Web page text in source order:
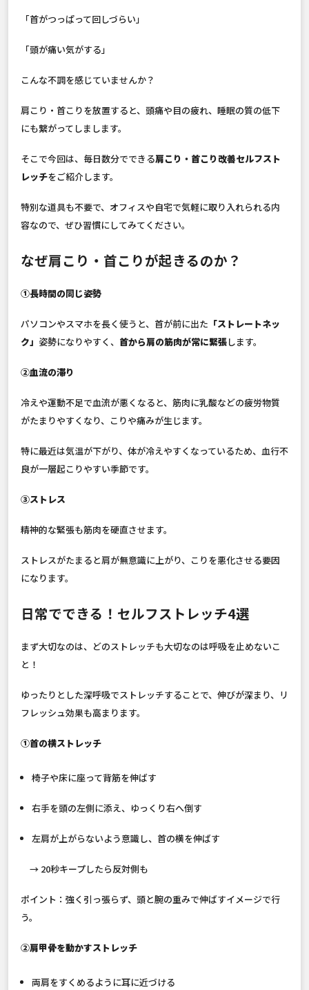
「首がつっぱって回しづらい」
「頭が痛い気がする」
こんな不調を感じていませんか？
肩こり・首こりを放置すると、頭痛や目の疲れ、睡眠の質の低下
にも繋がってしまします。
そこで今回は、毎日数分でできる肩こり・首こり改善セルフスト
レッチをご紹介します。
特別な道具も不要で、オフィスや自宅で気軽に取り入れられる内
容なので、ぜひ習慣にしてみてください。
なぜ肩こり・首こりが起きるのか？
①長時間の同じ姿勢
パソコンやスマホを長く使うと、首が前に出た 「ストレートネッ
ク」 姿勢になりやすく、 首から肩の筋肉が常に緊張します。
②血流の滞り
冷えや運動不足で血流が悪くなると、筋肉に乳酸などの疲労物質
がたまりやすくなり、こりや痛みが生じます。
特に最近は気温が下がり、体が冷えやすくなっているため、血行不
良が一層起こりやすい季節です。
③ストレス
精神的な緊張も筋肉を硬直させます。
ストレスがたまると肩が無意識に上がり、こりを悪化させる要因
になります。
日常でできる！セルフストレッチ4選
まず大切なのは、どのストレッチも大切なのは呼吸を止めないこ
と！
ゆったりとした深呼吸でストレッチすることで、伸びが深まり、リ
フレッシュ効果も高まります。
①首の横ストレッチ
椅子や床に座って背筋を伸ばす
右手を頭の左側に添え、ゆっくり右へ倒す
左肩が上がらないよう意識し、首の横を伸ばす
→ 20秒キープしたら反対側も
ポイント：強く引っ張らず、頭と腕の重みで伸ばすイメージで行
う。
②肩甲骨を動かすストレッチ
両肩をすくめるように耳に近づける